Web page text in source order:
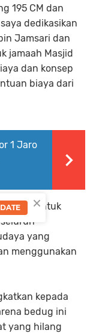
195 CM dan
dedikasikan
Jamsari dan
jamaah Masjid
dan konsep
biaya dari
1 Jaro
ini untuk
yang
menggunakan
kepada
bedug ini
yang hilang
×